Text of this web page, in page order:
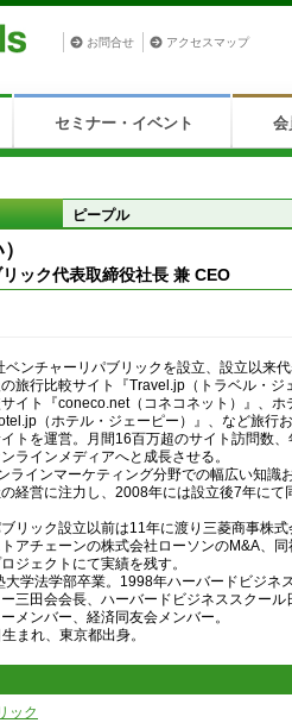
お問合せ アクセスマップ
セミナー・イベント 会
ピープル
ック代表取締役社長 兼 CEO
ベンチャーリパブリックを設立、設立以来
旅行比較サイト『Travel.jp（トラベル・ジ
イト『coneco.net（コネコネット）』、ホ
（ホテル・ジェーピー）』、など旅行
トを運営。月間16百万超のサイト訪問数
ラインメディアへと成長させる。
ラインマーケティング分野での幅広い知識
経営に注力し、2008年には設立後7年にて
リック設立以前は11年に渡り三菱商事株
アチェーンの株式会社ローソンのM&A、
ジェクトにて実績を残す。
大学法学部卒業。1998年ハーバードビジネ
三田会会長、ハーバードビジネススクール
メンバー、経済同友会メンバー。
まれ、東京都出身。
ック